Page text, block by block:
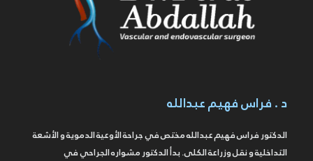
د . فراس فهيم عبدالله
الدكتور فراس فهيم عبدالله مختص في جراحة الأوعية الدموية و الأشعة
التداخلية و نقل وزراعة الكلى. بدأ الدكتور مشواره الجراحي في